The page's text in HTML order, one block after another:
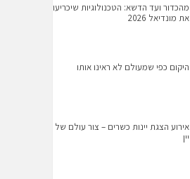
מהכדור ועד הדשא: הטכנולוגיות שיכריעו
את מונדיאל 2026
היקום כפי שמעולם לא ראינו אותו
אירוע הצגת יינות כשרים – צור עולם של
יין